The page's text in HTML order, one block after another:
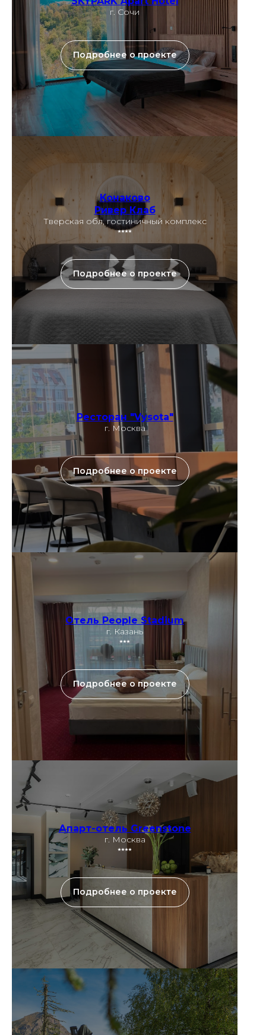
г. Сочи
Подробнее о проекте
Конаково
Ривер Клаб
Тверская обл, гостиничный комплекс
⭑⭑⭑⭑
Подробнее о проекте
Ресторан "Vysota"
г. Москва
Подробнее о проекте
Отель People Stadium
г. Казань
⭑⭑⭑
Подробнее о проекте
Апарт-отель Greenstone
г. Москва
⭑⭑⭑⭑
Подробнее о проекте